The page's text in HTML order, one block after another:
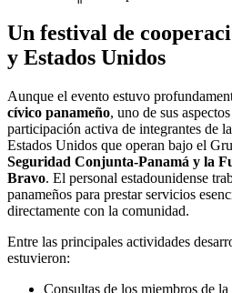
Un festival de
y Estados Unidos
Aunque el evento estuvo
cívico panameño, uno de sus
participación activa de integrantes de
Estados Unidos que operan bajo el
Seguridad Conjunta-Panamá y la
Bravo. El personal estadounidense
panameños para prestar servicios
directamente con la comunidad.
Entre las principales actividades
estuvieron:
Consultas de los miembros de